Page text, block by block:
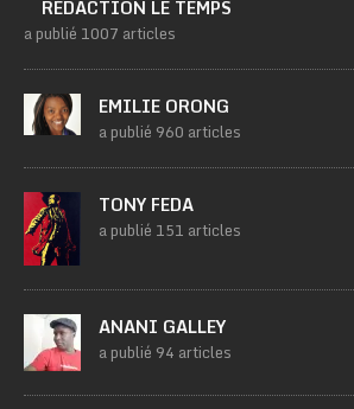
RÉDACTION LE TEMPS
a publié 1007 articles
EMILIE ORONG
a publié 960 articles
TONY FEDA
a publié 151 articles
ANANI GALLEY
a publié 94 articles